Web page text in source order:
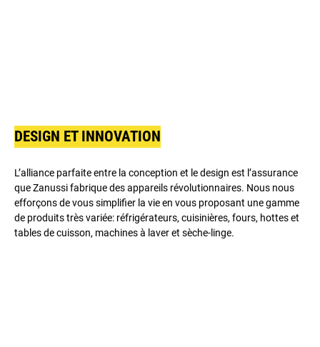
DESIGN ET INNOVATION
L’alliance parfaite entre la conception et le design est l’assurance
que Zanussi fabrique des appareils révolutionnaires. Nous nous
efforçons de vous simplifier la vie en vous proposant une gamme
de produits très variée: réfrigérateurs, cuisinières, fours, hottes et
tables de cuisson, machines à laver et sèche-linge.